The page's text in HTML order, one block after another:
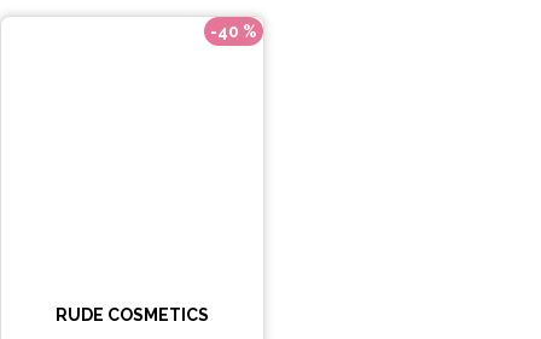
-40 %
RUDE COSMETICS